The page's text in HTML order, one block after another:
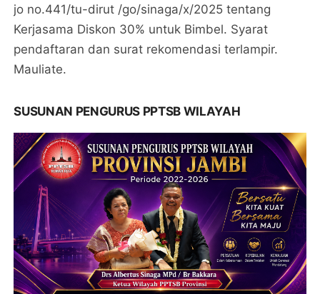
jo no.441/tu-dirut /go/sinaga/x/2025 tentang
Kerjasama Diskon 30% untuk Bimbel. Syarat
pendaftaran dan surat rekomendasi terlampir.
Mauliate.
SUSUNAN PENGURUS PPTSB WILAYAH